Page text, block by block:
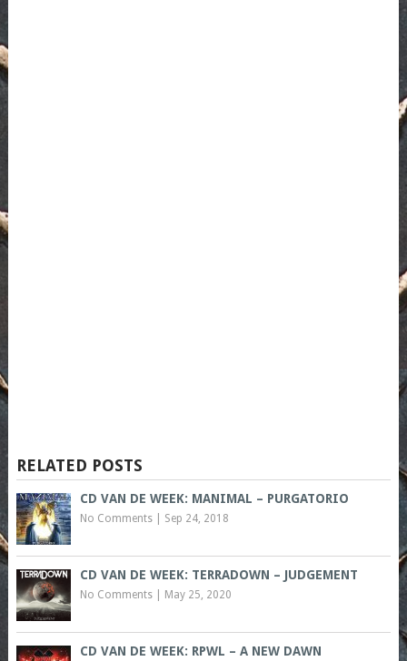
RELATED POSTS
CD VAN DE WEEK: MANIMAL – PURGATORIO
No Comments| Sep 24, 2018
CD VAN DE WEEK: TERRADOWN – JUDGEMENT
No Comments| May 25, 2020
CD VAN DE WEEK: RPWL – A NEW DAWN